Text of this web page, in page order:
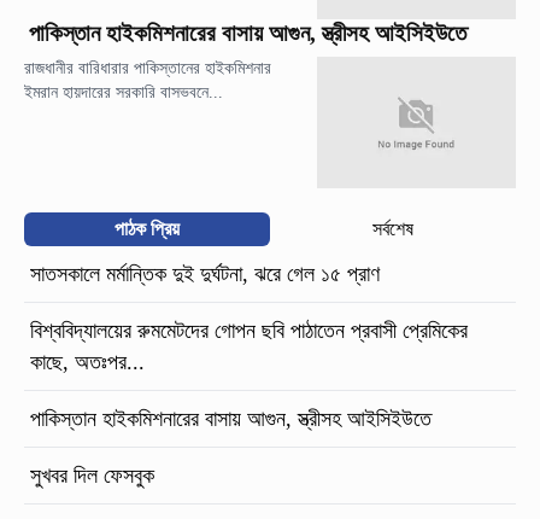
পাকিস্তান হাইকমিশনারের বাসায় আগুন, স্ত্রীসহ আইসিইউতে
রাজধানীর বারিধারার পাকিস্তানের হাইকমিশনার
ইমরান হায়দারের সরকারি বাসভবনে...
পাঠক প্রিয় সর্বশেষ
সাতসকালে মর্মান্তিক দুই দুর্ঘটনা, ঝরে গেল ১৫ প্রাণ
বিশ্ববিদ্যালয়ের রুমমেটদের গোপন ছবি পাঠাতেন প্রবাসী প্রেমিকের
কাছে, অতঃপর...
পাকিস্তান হাইকমিশনারের বাসায় আগুন, স্ত্রীসহ আইসিইউতে
সুখবর দিল ফেসবুক